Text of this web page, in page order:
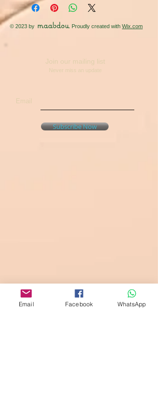
© 2023 by maabdou. Proudly created with Wix.com
Join our mailing list
Never miss an update
Email
Subscribe Now
Email Facebook WhatsApp